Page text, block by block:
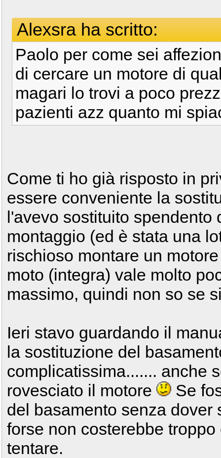
Alexsra ha scritto:
Paolo per come sei
di cercare un motore di
magari lo trovi a poco
pazienti azz quanto mi
Come ti ho già risposto in
essere conveniente la
l'avevo sostituito spendento
montaggio (ed è stata una
rischioso montare un
moto (integra) vale molto
massimo, quindi non so se
Ieri stavo guardando il
la sostituzione del
complicatissima....... anche
rovesciato il motore
Se
del basamento senza dover
forse non costerebbe
tentare.